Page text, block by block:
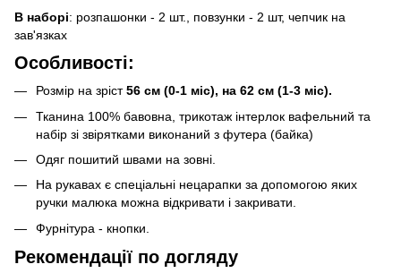
В наборі: розпашонки - 2 шт., повзунки - 2 шт, чепчик на
зав'язках
Особливості:
Розмір на зріст56 см (0-1 міс), на 62 см (1-3 міс).
Тканина 100% бавовна, трикотаж інтерлок вафельний та
набір зі звірятками виконаний з футера (байка)
Одяг пошитий швами на зовні.
На рукавах є спеціальні нецарапки за допомогою яких
ручки малюка можна відкривати і закривати.
Фурнітура - кнопки.
Рекомендації по догляду